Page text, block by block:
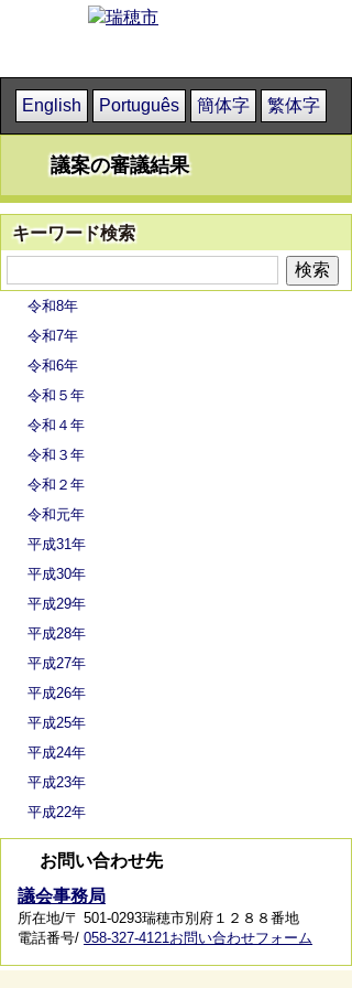
English Português 簡体字 繁体字
議案の審議結果
キーワード検索
令和8年
令和7年
令和6年
令和５年
令和４年
令和３年
令和２年
令和元年
平成31年
平成30年
平成29年
平成28年
平成27年
平成26年
平成25年
平成24年
平成23年
平成22年
お問い合わせ先
議会事務局
所在地/〒 501-0293瑞穂市別府１２８８番地
電話番号/ 058-327-4121お問い合わせフォーム